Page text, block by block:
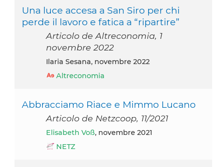
Una luce accesa a San Siro per chi
perde il lavoro e fatica a “ripartire”
Articolo de Altreconomia, 1
novembre 2022
Ilaria Sesana, novembre 2022
Altreconomia
Abbracciamo Riace e Mimmo Lucano
Articolo de Netzcoop, 11/2021
Elisabeth Voß, novembre 2021
NETZ